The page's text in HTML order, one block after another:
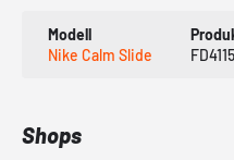
Modell
Nike Calm Slide
Shops